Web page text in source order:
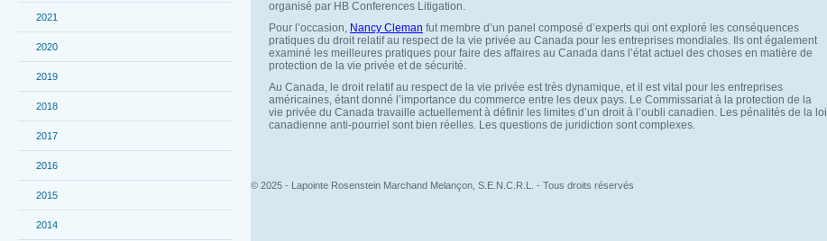
2021
2020
2019
2018
2017
2016
2015
2014
organisé par HB Conferences Litigation.
Pour l’occasion, Nancy Cleman fut membre d’un panel composé d’experts qui ont exploré les conséquences
pratiques du droit relatif au respect de la vie privée au Canada pour les entreprises mondiales. Ils ont également
examiné les meilleures pratiques pour faire des affaires au Canada dans l’état actuel des choses en matière de
protection de la vie privée et de sécurité.
Au Canada, le droit relatif au respect de la vie privée est très dynamique, et il est vital pour les entreprises
américaines, étant donné l’importance du commerce entre les deux pays. Le Commissariat à la protection de la
vie privée du Canada travaille actuellement à définir les limites d’un droit à l’oubli canadien. Les pénalités de la loi
canadienne anti-pourriel sont bien réelles. Les questions de juridiction sont complexes.
© 2025 - Lapointe Rosenstein Marchand Melançon, S.E.N.C.R.L. - Tous droits réservés